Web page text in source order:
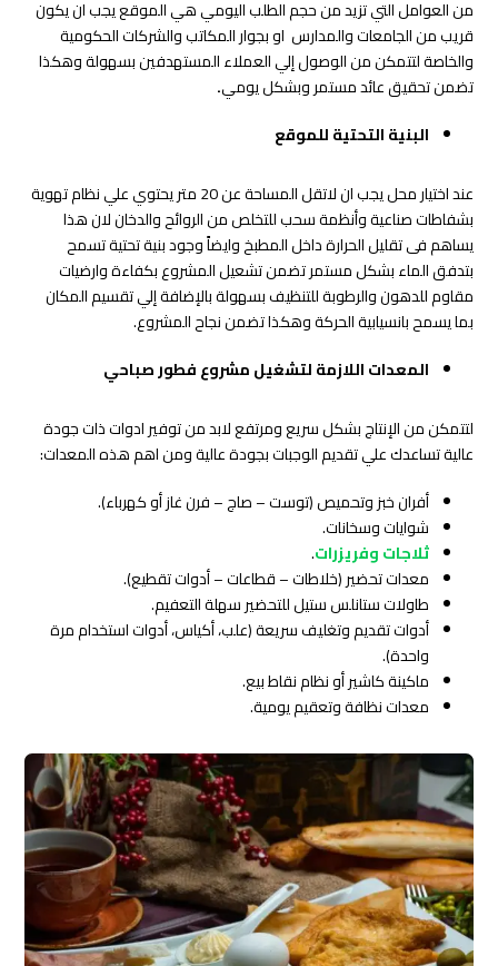
من العوامل التي تزيد من حجم الطلب اليومي هي الموقع يجب ان يكون
قريب من الجامعات والمدارس او بجوار المكاتب والشركات الحكومية
والخاصة لتتمكن من الوصول إلي العملاء المستهدفين بسهولة وهكذا
تضمن تحقيق عائد مستمر وبشكل يومي.
البنية التحتية للموقع
عند اختيار محل يجب ان لاتقل المساحة عن 20 متر يحتوي علي نظام تهوية
بشفاطات صناعية وأنظمة سحب للتخلص من الروائح والدخان لان هذا
يساهم فى تقليل الحرارة داخل المطبخ وايضاً وجود بنية تحتية تسمح
بتدفق الماء بشكل مستمر تضمن تشعيل المشروع بكفاءة وارضيات
مقاوم للدهون والرطوبة للتنظيف بسهولة بالإضافة إلي تقسيم المكان
بما يسمح بانسيابية الحركة وهكذا تضمن نجاح المشروع.
المعدات اللازمة لتشغيل مشروع فطور صباحي
لتتمكن من الإنتاج بشكل سريع ومرتفع لابد من توفير ادوات ذات جودة
عالية تساعدك علي تقديم الوجبات بجودة عالية ومن اهم هذه المعدات:
أفران خبز وتحميص (توست – صاج – فرن غاز أو كهرباء).
شوايات وسخانات.
ثلاجات وفريزرات.
معدات تحضير (خلاطات – قطاعات – أدوات تقطيع).
طاولات ستانلس ستيل للتحضير سهلة التعفيم.
أدوات تقديم وتغليف سريعة (علب، أكياس، أدوات استخدام مرة
واحدة).
ماكينة كاشير أو نظام نقاط بيع.
معدات نظافة وتعقيم يومية.